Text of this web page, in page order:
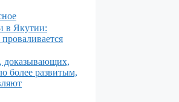
в Якутии:
доказывающих,
более развитым,